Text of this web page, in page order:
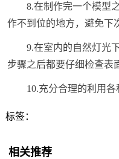
8.在制作完一个模型
作不到位的地方，避免下
9.在室内的自然灯光
步骤之后都要仔细检查表
10.充分合理的利用各
标签：
相关推荐